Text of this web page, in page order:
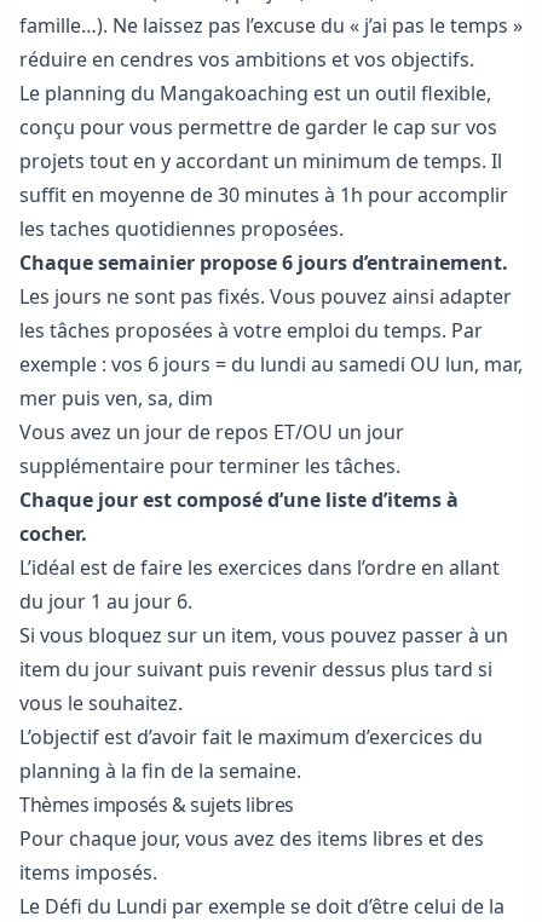
famille…). Ne laissez pas l’excuse du « j’ai pas le temps »
réduire en cendres vos ambitions etvos objectifs.
Le planning du Mangakoaching est un outil flexible,
conçu pour vous permettre de garder le cap sur vos
projets tout en y accordant un minimum de temps. Il
suffit en moyenne de 30 minutes à 1h pour accomplir
les taches quotidiennes proposées.
Chaque semainier propose 6 jours d’entrainement.
Les jours ne sont pas fixés. Vous pouvez ainsi adapter
les tâches proposées à votre emploi du temps. Par
exemple : vos 6 jours = du lundi au samedi OU lun, mar,
mer puis ven, sa, dim
Vous avez un jour de repos ET/OU un jour
supplémentaire pour terminer les tâches.
Chaque jour est composé d’une liste d’items à
cocher.
L’idéal est de faire les exercices dans l’ordre en allant
du jour 1 au jour 6.
Si vous bloquez sur un item, vous pouvez passer à un
item du jour suivant puis revenir dessus plus tard si
vous le souhaitez.
L’objectif est d’avoir fait le maximum d’exercices du
planning à la fin de la semaine.
Thèmes imposés & sujets libres
Pour chaque jour, vous avez des items libres et des
items imposés.
Le Défi du Lundi par exemple se doit d’être celui de la